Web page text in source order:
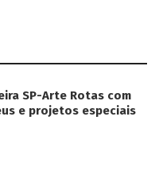
SP-Arte Rotas com
e projetos especiais